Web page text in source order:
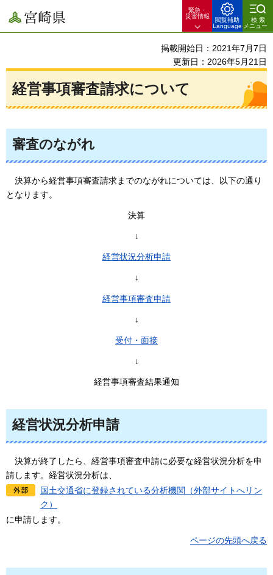
宮崎県
緊急・
災害情報
閲覧補助
Language
検索
メニュー
掲載開始日：2021年7月7日
更新日：2026年5月21日
経営事項審査請求について
審査のながれ
決算から経営事項審査請求までのながれについては、以下の通り
となります。
決算
↓
経営状況分析申請
↓
経営事項審査申請
↓
受付・面接
↓
経営事項審査結果通知
経営状況分析申請
決算が終了したら、経営事項審査申請に必要な経営状況分析を申
請します。経営状況分析は、
国土交通省に登録されている分析機関（外部サイトへリン
ク）
に申請します。
ページの先頭へ戻る